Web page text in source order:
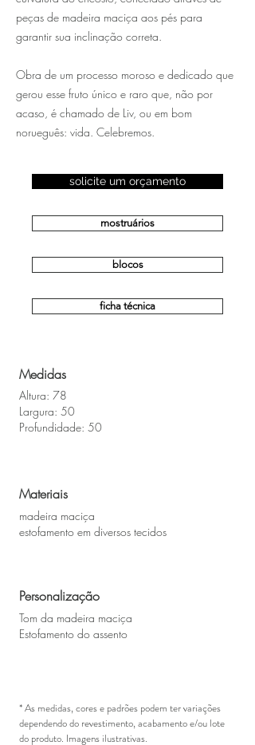
peças de madeira maciça aos pés para
garantir sua inclinação correta.
Obra de um processo moroso e dedicado que
gerou esse fruto único e raro que, não por
acaso, é chamado de Liv, ou em bom
norueguês: vida. Celebremos.
solicite um orçamento
mostruários
blocos
ficha técnica
Medidas
Altura: 78
Largura: 50
Profundidade: 50
Materiais
madeira maciça
estofamento em diversos tecidos
Personalização
Tom da madeira maciça
Estofamento do assento
* As medidas, cores e padrões podem ter variações
dependendo do revestimento, acabamento e/ou lote
do produto. Imagens ilustrativas.